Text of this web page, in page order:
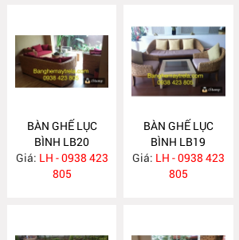
BÀN GHẾ LỤC
BÌNH LB20
Giá: LH - 0938 423
805
BÀN GHẾ LỤC
BÌNH LB19
Giá: LH - 0938 423
805